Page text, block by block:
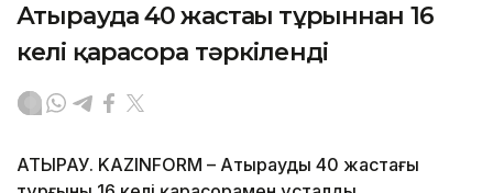
Атырауда 40 жастағы тұрғыннан 16
келі қарасора тәркіленді
АТЫРАУ. KAZINFORM – Атыраудың 40 жастағы